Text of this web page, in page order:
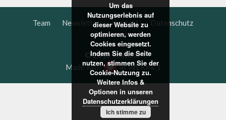
Team Newsletter Kontakt
Datenschutz
Impressum
© 2016 dbate.de
Made with
atWERK4.1
Um das
Nutzungserlebnis auf
dieser Website zu
optimieren, werden
Cookies eingesetzt.
Indem Sie die Seite
nutzen, stimmen Sie der
Cookie-Nutzung zu.
Weitere Infos &
Optionen in unseren
Datenschutzerklärungen
Ich stimme zu